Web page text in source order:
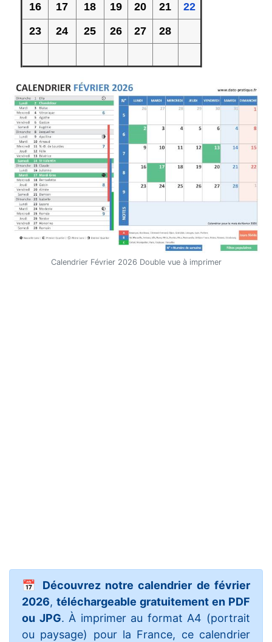
16
17 18 19 20 21
22
23
24 25 26 27 28
Calendrier Février 2026 Double vue à imprimer
📅 Découvrez notre calendrier de février
2026, téléchargeable gratuitement en PDF
ou JPG. À imprimer au format A4 (portrait
ou paysage) pour la France, ce calendrier